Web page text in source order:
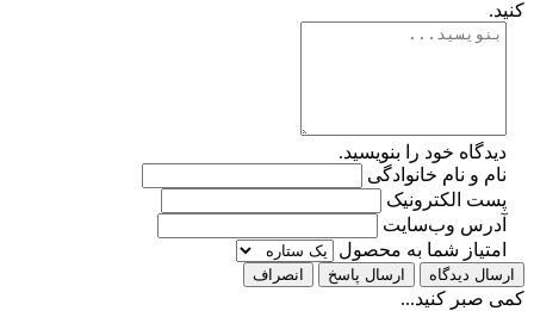
خود را بنویسید.
و نام خانوادگی
الکترونیک
وب‌سایت
شما به محصول
دیدگاه ارسال پاسخ انصراف
کنید...